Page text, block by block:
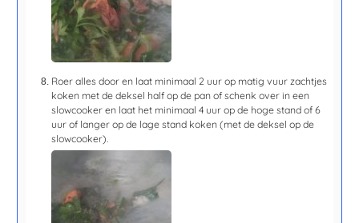
Roer alles door en laat minimaal 2 uur op matig vuur zachtjes
koken met de deksel half op de pan of schenk over in een
slowcooker en laat het minimaal 4 uur op de hoge stand of 6
uur of langer op de lage stand koken (met de deksel op de
slowcooker).